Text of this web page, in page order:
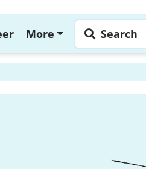
More Search